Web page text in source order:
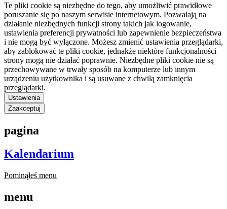
Te pliki cookie są niezbędne do tego, aby umożliwić prawidłowe
poruszanie się po naszym serwisie internetowym. Pozwalają na
działanie niezbędnych funkcji strony takich jak logowanie,
ustawienia preferencji prywatności lub zapewnienie bezpieczeństwa
i nie mogą być wyłączone. Możesz zmienić ustawienia przeglądarki,
aby zablokować te pliki cookie, jednakże niektóre funkcjonalności
strony mogą nie działać poprawnie. Niezbędne pliki cookie nie są
przechowywane w trwały sposób na komputerze lub innym
urządzeniu użytkownika i są usuwane z chwilą zamknięcia
przeglądarki.
Ustawienia
Zaakceptuj
pagina
Kalendarium
Pominąłeś menu
menu